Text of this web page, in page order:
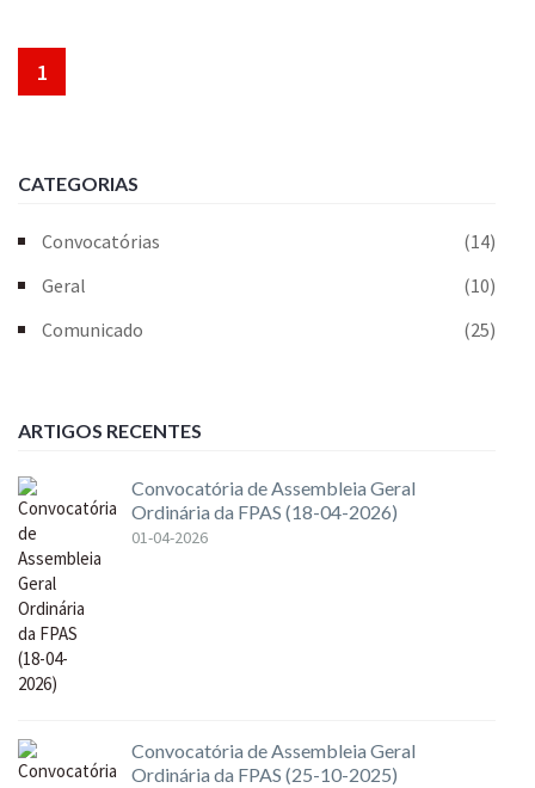
1
CATEGORIAS
Convocatórias
(14)
Geral
(10)
Comunicado
(25)
ARTIGOS RECENTES
Convocatória de Assembleia Geral
Ordinária da FPAS (18-04-2026)
01-04-2026
Convocatória de Assembleia Geral
Ordinária da FPAS (25-10-2025)